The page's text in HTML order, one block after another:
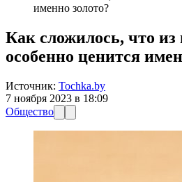
именно золото?
Как сложилось, что из
особенно ценится
Источник: Tochka.by
7 ноября 2023 в 18:09
Общество